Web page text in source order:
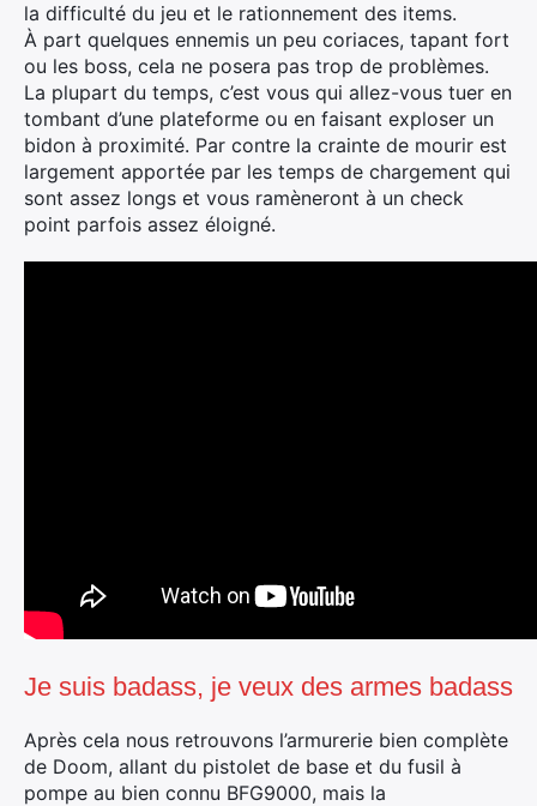
la difficulté du jeu et le rationnement des items.
À part quelques ennemis un peu coriaces, tapant fort
ou les boss, cela ne posera pas trop de problèmes.
La plupart du temps, c’est vous qui allez-vous tuer en
tombant d’une plateforme ou en faisant exploser un
bidon à proximité. Par contre la crainte de mourir est
largement apportée par les temps de chargement qui
sont assez longs et vous ramèneront à un check
point parfois assez éloigné.
Je suis badass, je veux des armes badass
Après cela nous retrouvons l’armurerie bien complète
de Doom, allant du pistolet de base et du fusil à
pompe au bien connu BFG9000, mais la